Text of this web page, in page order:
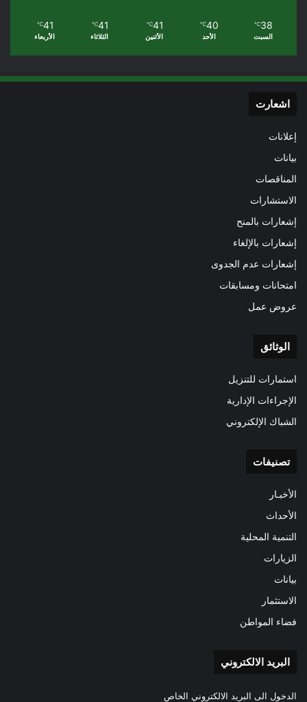
38
℃
السبت
40
℃
الأحد
41
℃
الأثنين
41
℃
الثلاثاء
41
℃
الأربعاء
اشعارت
إعلانات
بيانات
المناقصات
الاستشارات
إشعارات بالمنح
إشعارات بالإلغاء
إشعارات عدم الجدوى
امتحانات ومسابقات
عروض عمل
الوثائق
استمارات للتنزيل
الإجراءات الإدارية
الشباك الإلكتروني
تصنيفات
الأخبـار
الأحداث
التنمية المحلية
الزيارات
بيانات
الاستثمار
فضاء المواطن
البريد الالكتروني
الدخول الى البريد الالكتروني الخاص